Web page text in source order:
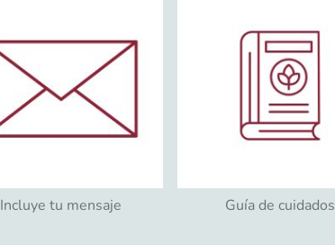
Incluye tu mensaje Guía de cuidados